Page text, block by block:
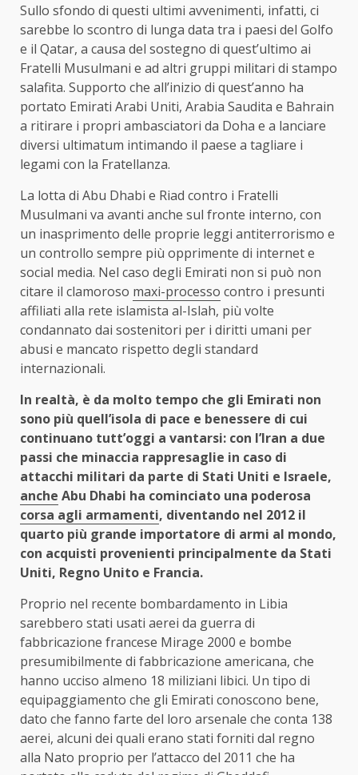
Sullo sfondo di questi ultimi avvenimenti, infatti, ci
sarebbe lo scontro di lunga data tra i paesi del Golfo
e il Qatar, a causa del sostegno di quest’ultimo ai
Fratelli Musulmani e ad altri gruppi militari di stampo
salafita. Supporto che all’inizio di quest’anno ha
portato Emirati Arabi Uniti, Arabia Saudita e Bahrain
a ritirare i propri ambasciatori da Doha e a lanciare
diversi ultimatum intimando il paese a tagliare i
legami con la Fratellanza.
La lotta di Abu Dhabi e Riad contro i Fratelli
Musulmani va avanti anche sul fronte interno, con
un inasprimento delle proprie leggi antiterrorismo e
un controllo sempre più opprimente di internet e
social media. Nel caso degli Emirati non si può non
citare il clamoroso maxi-processo contro i presunti
affiliati alla rete islamista al-Islah, più volte
condannato dai sostenitori per i diritti umani per
abusi e mancato rispetto degli standard
internazionali.
In realtà, è da molto tempo che gli Emirati non
sono più quell’isola di pace e benessere di cui
continuano tutt’oggi a vantarsi: con l’Iran a due
passi che minaccia rappresaglie in caso di
attacchi militari da parte di Stati Uniti e Israele,
anche Abu Dhabi ha cominciato una poderosa
corsa agli armamenti, diventando nel 2012 il
quarto più grande importatore di armi al mondo,
con acquisti provenienti principalmente da Stati
Uniti, Regno Unito e Francia.
Proprio nel recente bombardamento in Libia
sarebbero stati usati aerei da guerra di
fabbricazione francese Mirage 2000 e bombe
presumibilmente di fabbricazione americana, che
hanno ucciso almeno 18 miliziani libici. Un tipo di
equipaggiamento che gli Emirati conoscono bene,
dato che fanno farte del loro arsenale che conta 138
aerei, alcuni dei quali erano stati forniti dal regno
alla Nato proprio per l’attacco del 2011 che ha